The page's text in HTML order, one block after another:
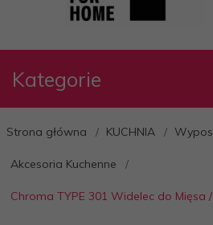
Kategorie
Strona główna KUCHNIA
Akcesoria Kuchenne
Chroma TYPE 301 Widelec do Mięsa